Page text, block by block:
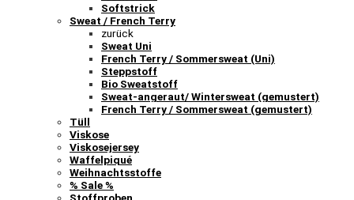
Softstrick
Sweat / French Terry
zurück
Sweat Uni
French Terry / Sommersweat (Uni)
Steppstoff
Bio Sweatstoff
Sweat-angeraut/ Wintersweat (gemustert)
French Terry / Sommersweat (gemustert)
Tüll
Viskose
Viskosejersey
Waffelpiqué
Weihnachtsstoffe
% Sale %
Stoffproben